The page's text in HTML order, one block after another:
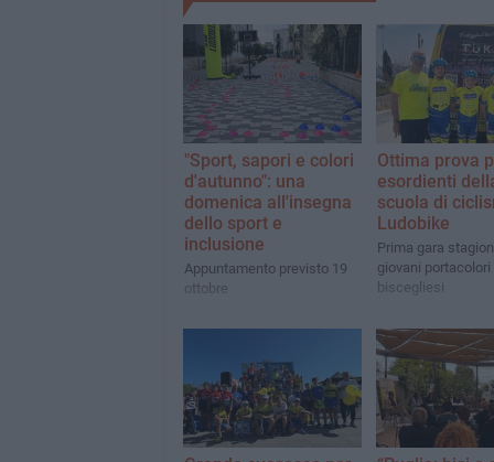
"Sport, sapori e colori
d'autunno": una
domenica all'insegna
dello sport e
inclusione
Appuntamento previsto 19
ottobre
Ottima prova
esordienti
scuola di
Ludobike
Prima gara
giovani portacolori
biscegliesi